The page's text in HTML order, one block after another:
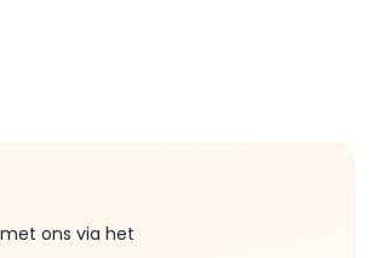
ons via het